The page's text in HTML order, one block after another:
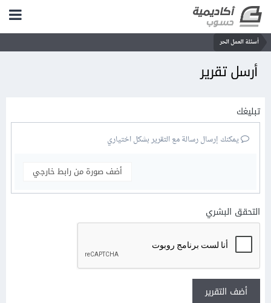
أسئلة العمل الحر
أرسل تقرير
تبليغك
يمكنك إرسال رسالة مع التقرير بشكل اختياري
أضف صورة من رابط خارجي
التحقق البشري
أضف التقرير